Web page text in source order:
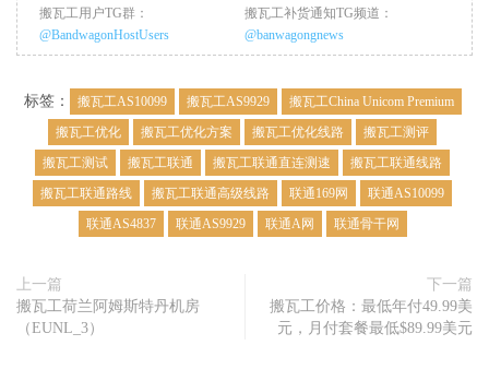
搬瓦工用户TG群：
@BandwagonHostUsers
搬瓦工补货通知TG频道：
@banwagongnews
标签： 搬瓦工AS10099 搬瓦工AS9929
搬瓦工China Unicom Premium
搬瓦工优化
搬瓦工优化方案 搬瓦工优化线路
搬瓦工测评
搬瓦工测试
搬瓦工联通 搬瓦工联通直连测速
搬瓦工联通线路
搬瓦工联通路线
搬瓦工联通高级线路 联通169网
联通AS10099
联通AS4837
联通AS9929 联通A网 联通骨干网
上一篇
搬瓦工荷兰阿姆斯特丹机房
（EUNL_3）
下一篇
搬瓦工价格：最低年付49.99美
元，月付套餐最低$89.99美元